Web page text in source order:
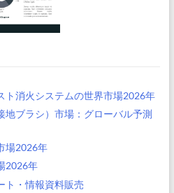
ト消火システムの世界市場2026年
地ブラシ）市場：グローバル予測
場2026年
2026年
ト・情報資料販売